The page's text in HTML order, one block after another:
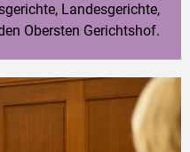
Landesgerichte,
Obersten Gerichtshof.